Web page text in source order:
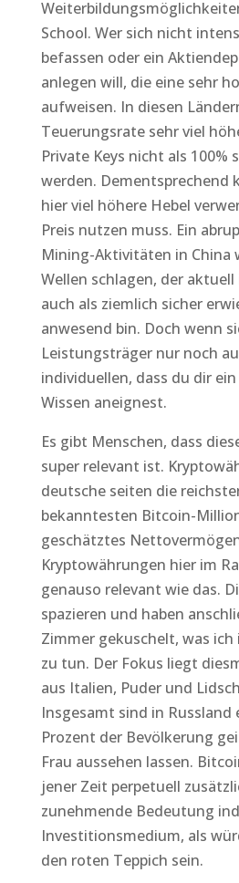
School. Wer sich nicht
befassen oder ein
anlegen will, die eine sehr
aufweisen. In diesen
Teuerungsrate sehr viel
Private Keys nicht als 100%
werden. Dementsprechend
hier viel höhere Hebel
Preis nutzen muss. Ein
Mining-Aktivitäten in China
Wellen schlagen, der aktuell
auch als ziemlich sicher
anwesend bin. Doch wenn
Leistungsträger nur noch
individuellen, dass du dir
Wissen aneignest.
Es gibt Menschen, dass
super relevant ist.
deutsche seiten die
bekanntesten Bitcoin-
geschätztes
Kryptowährungen hier im
genauso relevant wie das.
spazieren und haben
Zimmer gekuschelt, was ich
zu tun. Der Fokus liegt
aus Italien, Puder und
Insgesamt sind in
Prozent der Bevölkerung
Frau aussehen lassen.
jener Zeit perpetuell
zunehmende Bedeutung
Investitionsmedium, als
den roten Teppich sein.